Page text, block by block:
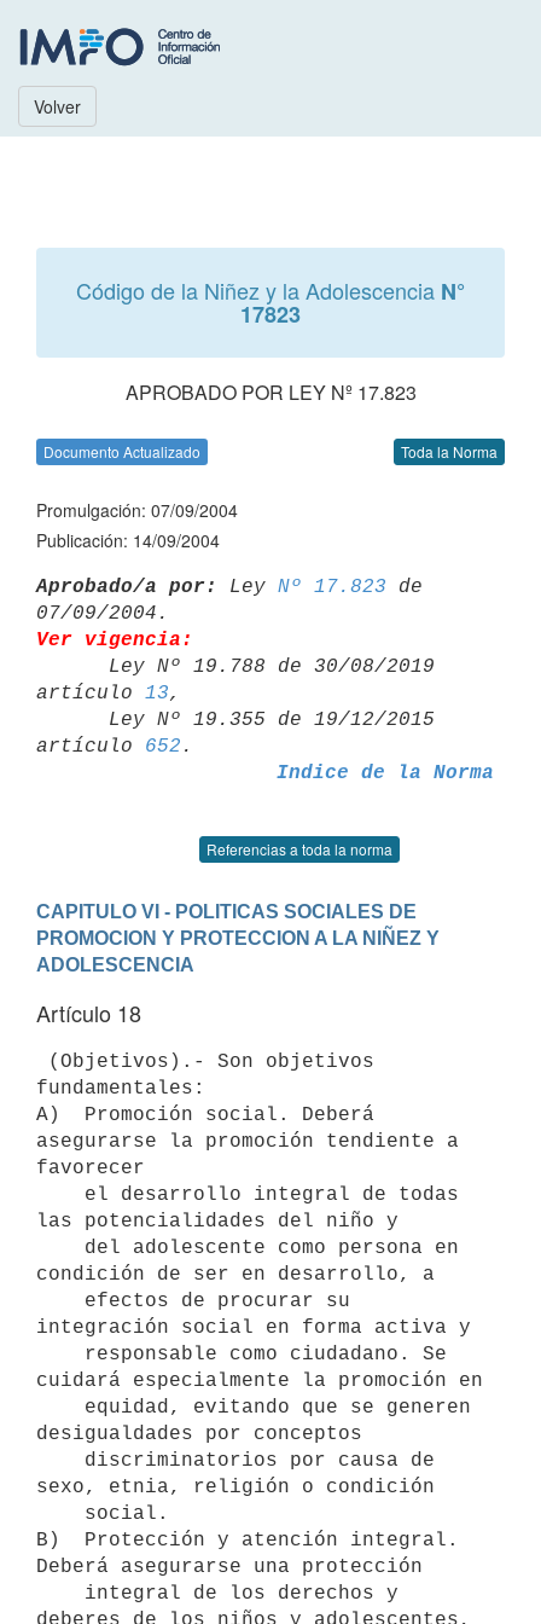
Volver
Código de la Niñez y la Adolescencia N°
17823
APROBADO POR LEY Nº 17.823
Documento Actualizado Toda la Norma
Promulgación: 07/09/2004
Publicación: 14/09/2004
Aprobado/a por: Ley Nº 17.823 de
Ver vigencia:
artículo 13,
artículo 652
Indice de la Norma
Referencias a toda la norma
CAPITULO VI - POLITICAS SOCIALES DE
PROMOCION Y PROTECCION A LA NIÑEZ Y
ADOLESCENCIA
Artículo 18
fundamentales:
A)  Promoción social. Deberá
asegurarse la promoción tendiente a
favorecer
las potencialidades del niño y
condición de ser en desarrollo, a
integración social en forma activa y
cuidará especialmente la promoción en
desigualdades por conceptos
sexo, etnia, religión o condición
B)  Protección y atención integral.
Deberá asegurarse una protección